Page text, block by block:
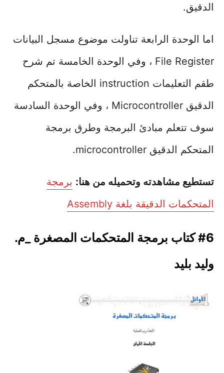
الدقيق.
اما الوحدة الرابعة تناولت موضوع مسجل البيانات
File Register ، وفي الوحدة الخامسة تم شرح
طقم التعليمات instruction الخاصة بالمتحكم
الدقيق Microcontroller ، وفي الوحدة السادسة
سوف تتعلم مبادئ البرمجة وطرق برمجة
المتحكم الدقيق microcontroller.
تستطيع مشاهدته وتحميله من هنا: برمجة
المتحكمات الدقيقة بلغة Assembly
#6 كتاب برمجة المتحكمات المصغرة _م.
وليد بليد